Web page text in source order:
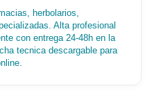
herbolarios,
Alta profesional
con entrega 24-48h en la
tecnica descargable para